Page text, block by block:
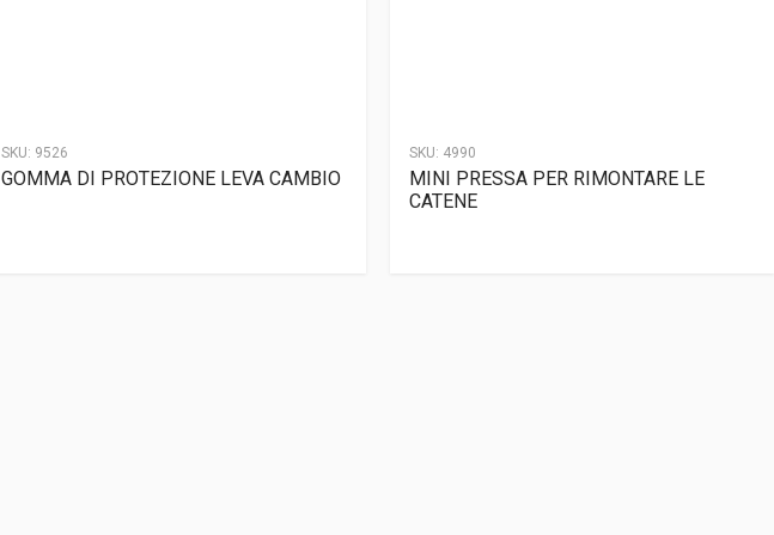
SKU: 9526
GOMMA DI PROTEZIONE LEVA CAMBIO
SKU: 4990
MINI PRESSA PER RIMONTARE LE
CATENE